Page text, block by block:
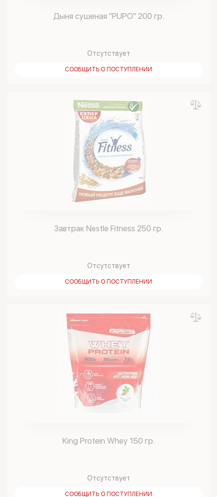
Дыня сушеная "PUPO" 200 гр.
Отсутствует
СООБЩИТЬ О ПОСТУПЛЕНИИ
Завтрак Nestle Fitness 250 гр.
Отсутствует
СООБЩИТЬ О ПОСТУПЛЕНИИ
King Protein Whey 150 гр.
Отсутствует
СООБЩИТЬ О ПОСТУПЛЕНИИ